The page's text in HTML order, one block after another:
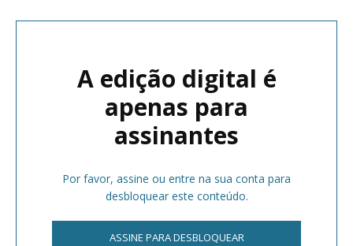
A edição digital é
apenas para
assinantes
Por favor, assine ou entre na sua conta para
desbloquear este conteúdo.
ASSINE PARA DESBLOQUEAR